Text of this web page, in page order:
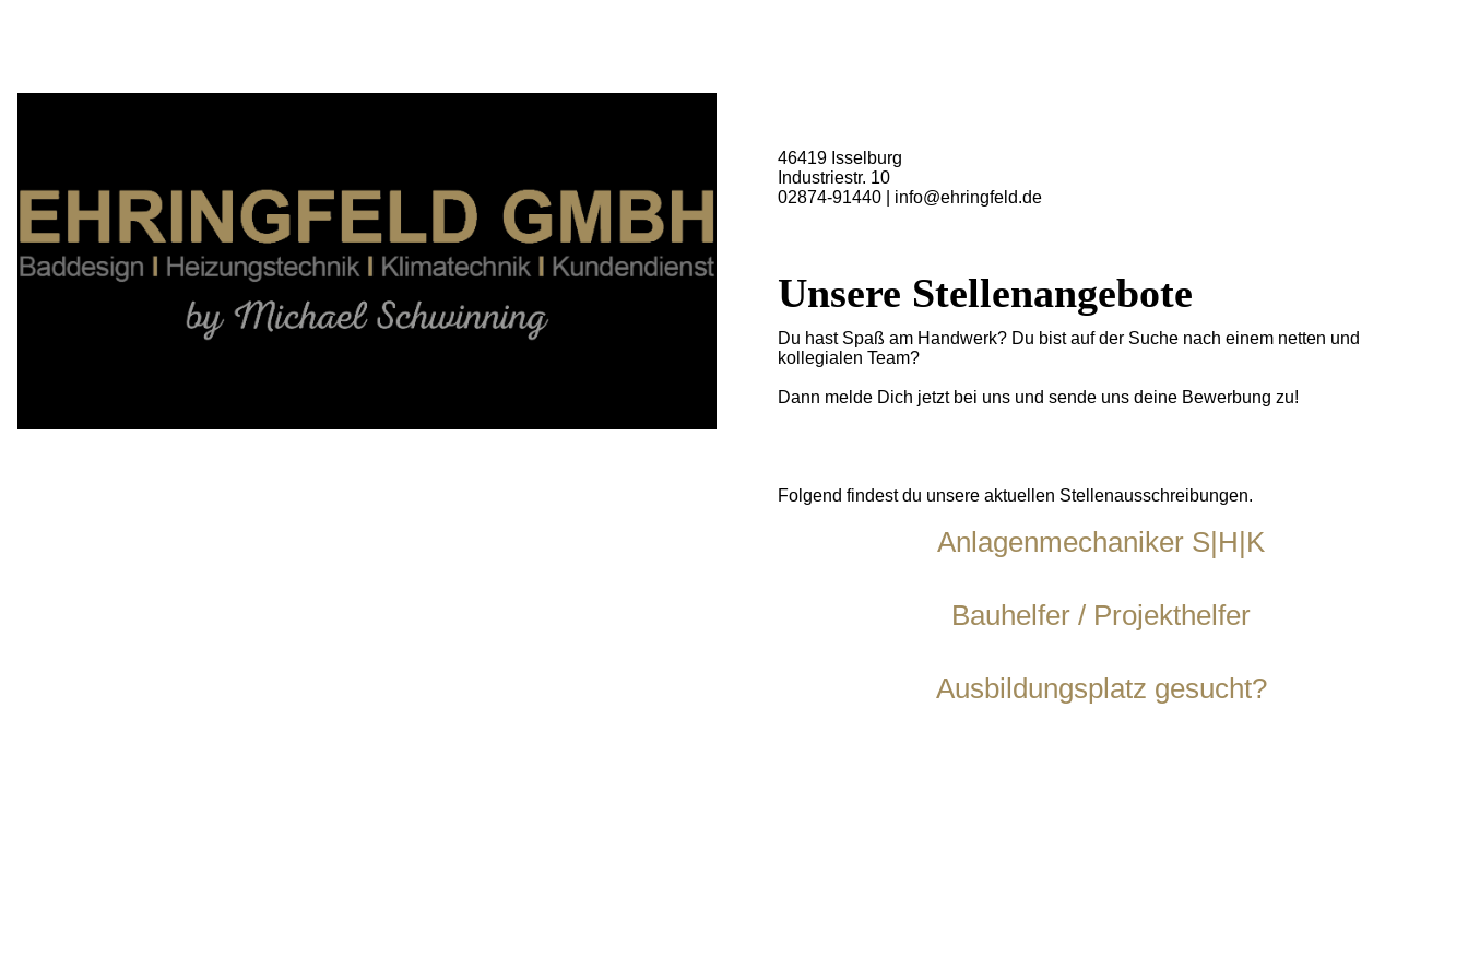
46419 Isselburg
Industriestr. 10
02874-91440 | info@ehringfeld.de
Unsere Stellenangebote
Du hast Spaß am Handwerk? Du bist auf der Suche nach einem netten und
kollegialen Team?
Dann melde Dich jetzt bei uns und sende uns deine Bewerbung zu!
Folgend findest du unsere aktuellen Stellenausschreibungen.
Anlagenmechaniker S|H|K
Bauhelfer / Projekthelfer
Ausbildungsplatz gesucht?